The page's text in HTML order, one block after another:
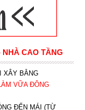
NHÀ CAO TẦNG
XÂY BẰNG
VỮA ĐÔNG
ĐẾN MÁI (TỪ